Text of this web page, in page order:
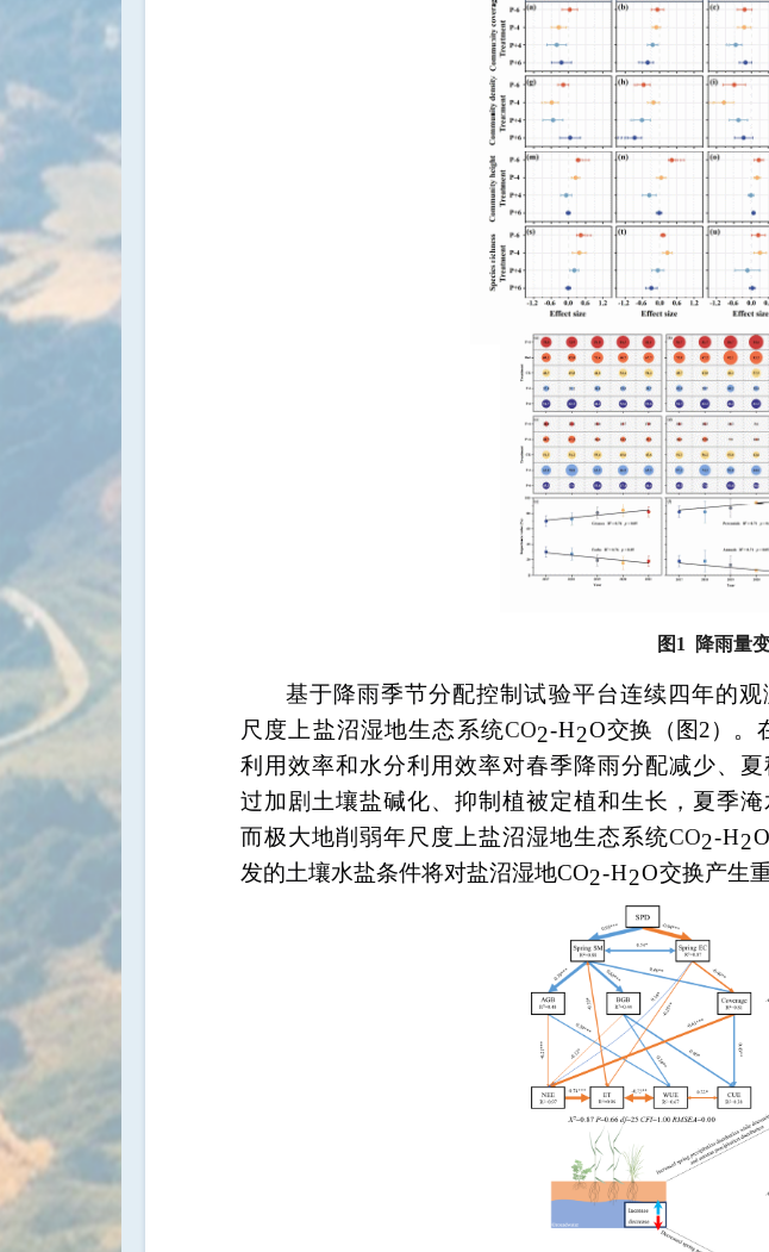
图1 降雨量
基于降雨季节分配控制试验平台连续四年的
尺度上盐沼湿地生态系统CO2-H2O交换（图2）。
利用效率和水分利用效率对春季降雨分配减少、
过加剧土壤盐碱化、抑制植被定植和生长，夏季
而极大地削弱年尺度上盐沼湿地生态系统CO2-H2O
发的土壤水盐条件将对盐沼湿地CO2-H2O交换产生